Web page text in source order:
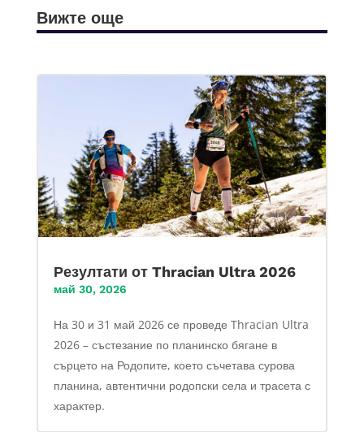
Вижте още
Резултати от Thracian Ultra 2026
май 30, 2026
На 30 и 31 май 2026 се проведе Thracian Ultra
2026 – състезание по планинско бягане в
сърцето на Родопите, което съчетава сурова
планина, автентични родопски села и трасета с
характер.